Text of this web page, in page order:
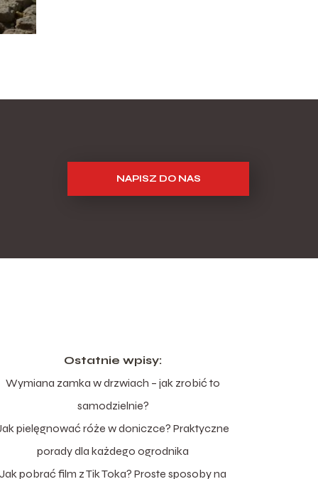
NAPISZ DO NAS
Ostatnie wpisy:
Wymiana zamka w drzwiach – jak zrobić to
samodzielnie?
pielęgnować róże w doniczce? Praktyczne
porady dla każdego ogrodnika
Jak pobrać film z Tik Toka? Proste sposoby na